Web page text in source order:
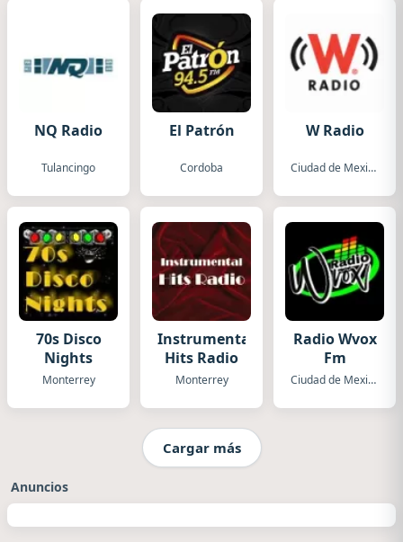
NQ Radio
Tulancingo
El Patrón
Cordoba
W Radio
Ciudad de Mexico
70s Disco
Nights
Monterrey
Instrumental
Hits Radio
Monterrey
Radio Wvox
Fm
Ciudad de Mexico
Cargar más
Anuncios